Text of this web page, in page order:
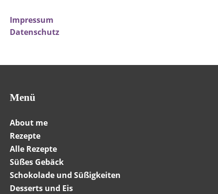
Impressum
Datenschutz
Menü
About me
Rezepte
Alle Rezepte
Süßes Gebäck
Schokolade und Süßigkeiten
Desserts und Eis